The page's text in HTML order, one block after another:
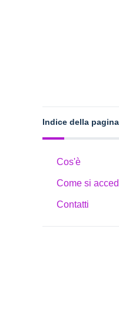
Indice della pagina
Cos'è
Come si
Contatti